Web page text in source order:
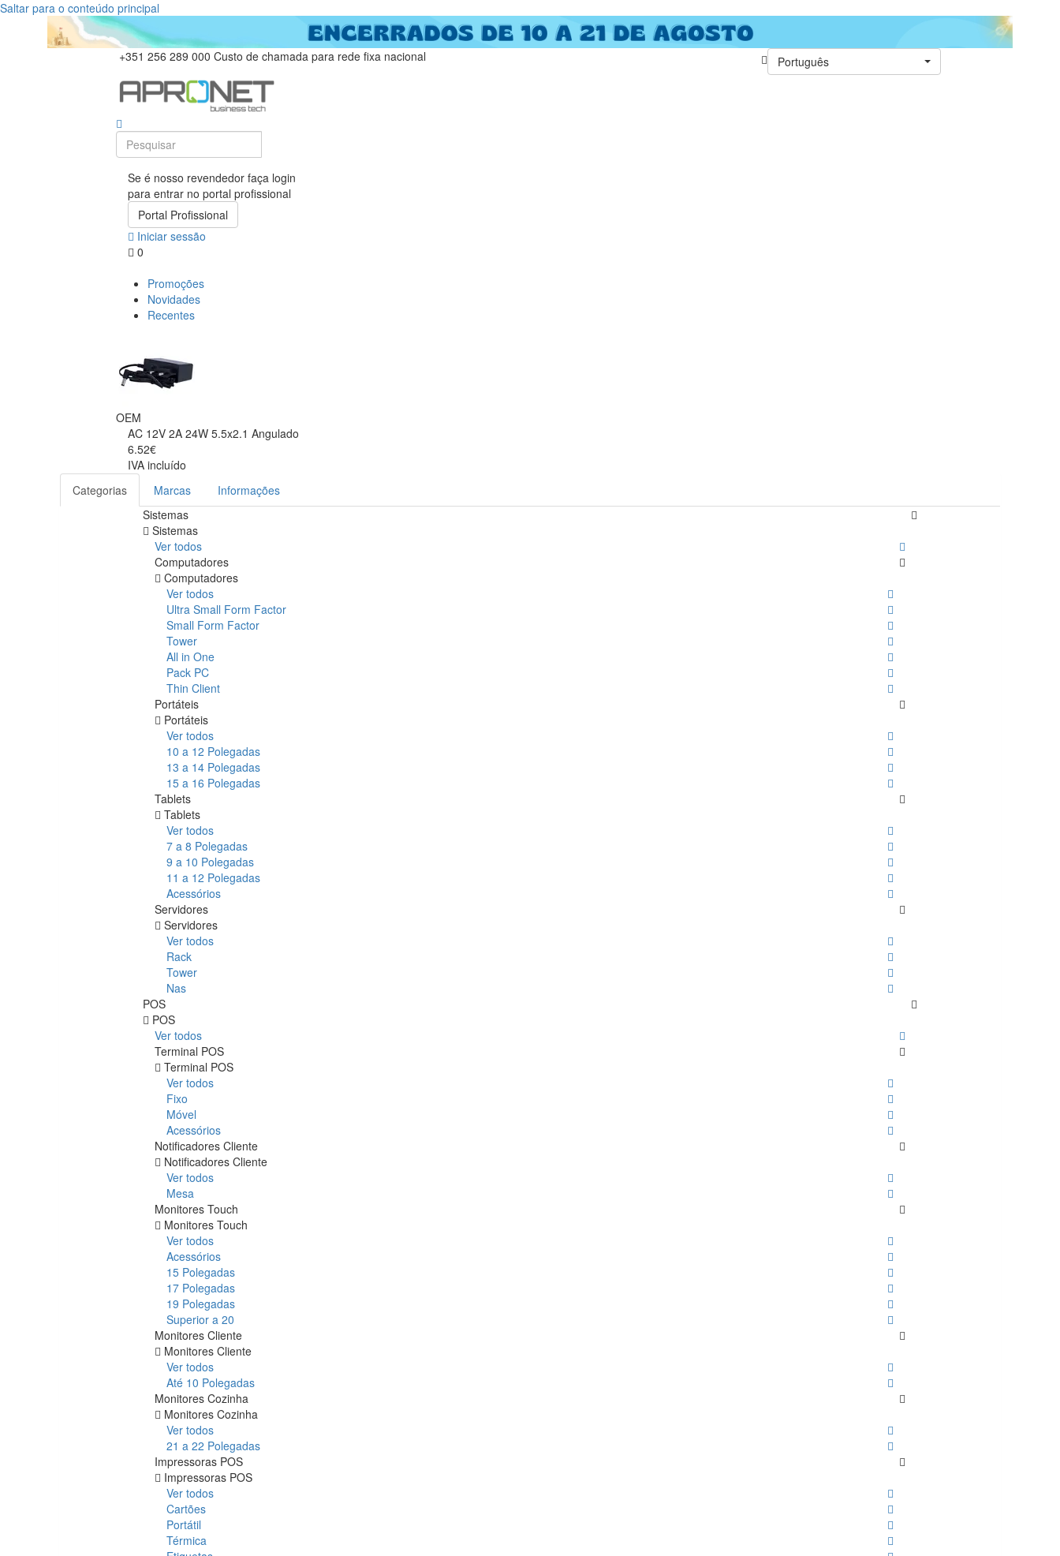
Saltar para o conteúdo principal
+351 256 289 000 Custo de chamada para rede fixa nacional Português
Se é nosso revendedor faça login
para entrar no portal profissional
Portal Profissional
Iniciar sessão
0
Promoções
Novidades
Recentes
OEM
AC 12V 2A 24W 5.5x2.1 Angulado
6.52€
IVA incluído
Categorias
Marcas
Informações
Sistemas
Sistemas
Ver todos
Computadores
Computadores
Ver todos
Ultra Small Form Factor
Small Form Factor
Tower
All in One
Pack PC
Thin Client
Portáteis
Portáteis
Ver todos
10 a 12 Polegadas
13 a 14 Polegadas
15 a 16 Polegadas
Tablets
Tablets
Ver todos
7 a 8 Polegadas
9 a 10 Polegadas
11 a 12 Polegadas
Acessórios
Servidores
Servidores
Ver todos
Rack
Tower
Nas
POS
POS
Ver todos
Terminal POS
Terminal POS
Ver todos
Fixo
Móvel
Acessórios
Notificadores Cliente
Notificadores Cliente
Ver todos
Mesa
Monitores Touch
Monitores Touch
Ver todos
Acessórios
15 Polegadas
17 Polegadas
19 Polegadas
Superior a 20
Monitores Cliente
Monitores Cliente
Ver todos
Até 10 Polegadas
Monitores Cozinha
Monitores Cozinha
Ver todos
21 a 22 Polegadas
Impressoras POS
Impressoras POS
Ver todos
Cartões
Portátil
Térmica